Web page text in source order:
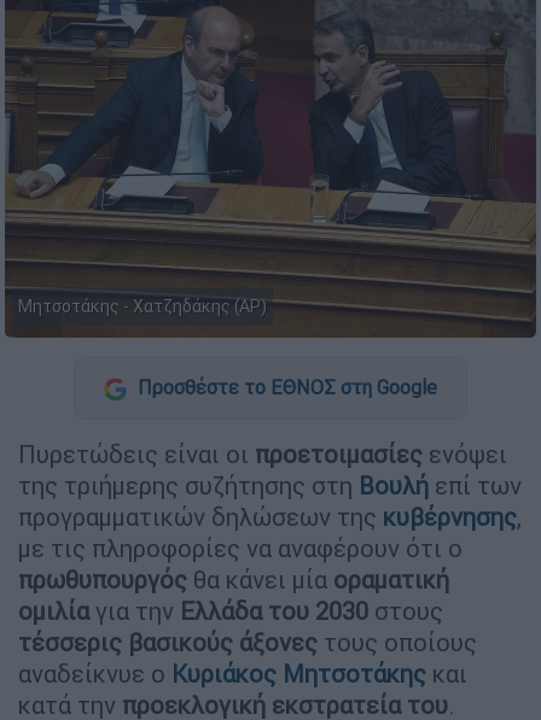
Μητσοτάκης - Χατζηδάκης (AP)
Προσθέστε το ΕΘΝΟΣ στη Google
Πυρετώδεις είναι οι προετοιμασίες ενόψει
της τριήμερης συζήτησης στη Βουλή επί των
προγραμματικών δηλώσεων της κυβέρνησης,
με τις πληροφορίες να αναφέρουν ότι ο
πρωθυπουργός θα κάνει μία οραματική
ομιλίαγια την Ελλάδα του 2030 στους
τέσσερις βασικούς άξονες τους οποίους
αναδείκνυε ο Κυριάκος Μητσοτάκης και
κατά την προεκλογική εκστρατεία του.